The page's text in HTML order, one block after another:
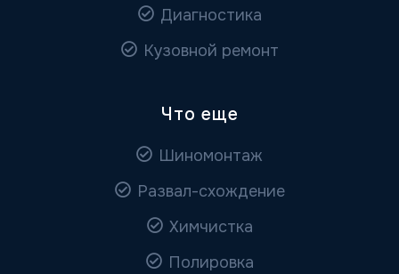
Диагностика
Кузовной ремонт
Что еще
Шиномонтаж
Развал-схождение
Химчистка
Полировка